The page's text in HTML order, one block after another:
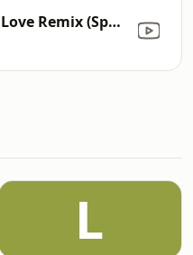
All I Need Is Love Remix (Spherika Remix)
L